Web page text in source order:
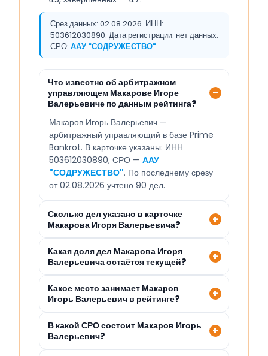
Срез данных: 02.08.2026. ИНН:
503612030890. Дата регистрации: нет данных.
СРО: ААУ "СОДРУЖЕСТВО".
Что известно об арбитражном
управляющем Макарове Игоре
Валерьевиче по данным рейтинга?
Макаров Игорь Валерьевич —
арбитражный управляющий в базе Prime
Bankrot. В карточке указаны: ИНН
503612030890, СРО — ААУ
"СОДРУЖЕСТВО". По последнему срезу
от 02.08.2026 учтено 90 дел.
Сколько дел указано в карточке
Макарова Игоря Валерьевича?
Какая доля дел Макарова Игоря
Валерьевича остаётся текущей?
Какое место занимает Макаров
Игорь Валерьевич в рейтинге?
В какой СРО состоит Макаров Игорь
Валерьевич?